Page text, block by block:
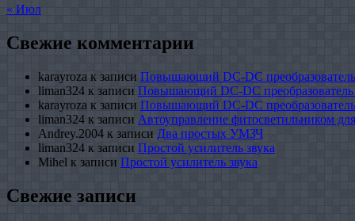
« Июл
Свежие комментарии
karayroza к записи Повышающий DC-DC
liman324 к записи Повышающий DC-DC
karayroza к записи Повышающий DC-DC
liman324 к записи Автоуправление фитосветильником
Andrey.2004 к записи Два простых УМЗЧ
liman324 к записи Простой усилитель звука
Mihel к записи Простой усилитель звука
Свежие записи